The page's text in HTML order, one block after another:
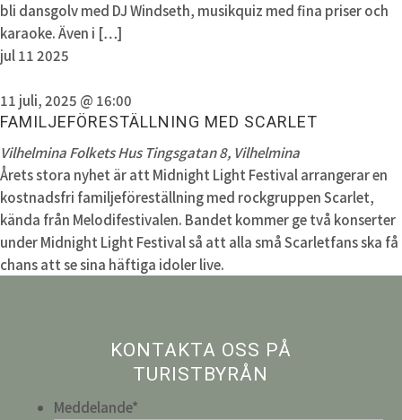
bli dansgolv med DJ Windseth, musikquiz med fina priser och
karaoke. Även i […]
jul112025
11 juli, 2025 @ 16:00
FAMILJEFÖRESTÄLLNING MED SCARLET
Vilhelmina Folkets Hus Tingsgatan 8, Vilhelmina
Årets stora nyhet är att Midnight Light Festival arrangerar en
kostnadsfri familjeföreställning med rockgruppen Scarlet,
kända från Melodifestivalen. Bandet kommer ge två konserter
under Midnight Light Festival så att alla små Scarletfans ska få
chans att se sina häftiga idoler live.
KONTAKTA OSS PÅ
TURISTBYRÅN
Meddelande*